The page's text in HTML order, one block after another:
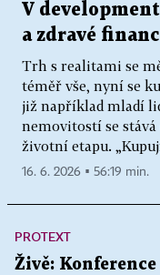
V
a zdravé
Trh s realitami se
téměř vše, nyní se
již například mladí
nemovitostí se
životní etapu.
16. 6. 2026 ▪ 56:19 min.
PROTEXT
Živě: